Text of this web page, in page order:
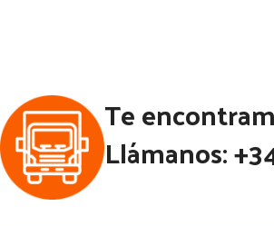
Código Pieza:47064
Te
Llámanos: